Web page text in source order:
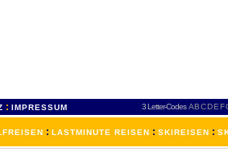
: IMPRESSUM 3 Letter-Codes ABCDEF
: LASTMINUTE REISEN : SKIREISEN :